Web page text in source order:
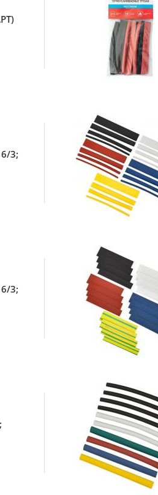
3;
3;